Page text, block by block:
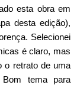
esta obra em
desta edição),
Selecionei
é claro, mas
o retrato de uma
tema para